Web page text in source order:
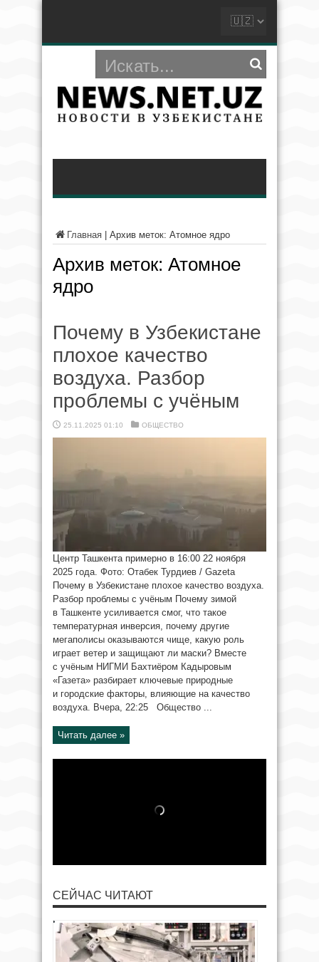
Главная Архив меток: Атомное ядро
Архив меток: Атомное
ядро
Почему в Узбекистане
плохое качество
воздуха. Разбор
проблемы с учёным
25.11.2025 01:10 ОБЩЕСТВО
Центр Ташкента примерно в 16:00 22 ноября
2025 года. Фото: Отабек Турдиев / Gazeta
Почему в Узбекистане плохое качество воздуха.
Разбор проблемы с учёным Почему зимой
в Ташкенте усиливается смог, что такое
температурная инверсия, почему другие
мегаполисы оказываются чище, какую роль
играет ветер и защищают ли маски? Вместе
с учёным НИГМИ Бахтиёром Кадыровым
«Газета» разбирает ключевые природные
и городские факторы, влияющие на качество
воздуха. Вчера, 22:25 Общество ...
Читать далее »
СЕЙЧАС ЧИТАЮТ